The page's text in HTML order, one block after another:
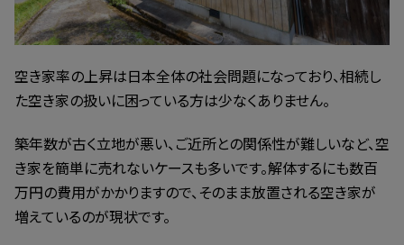
空き家率の上昇は日本全体の社会問題になっており、相続し
た空き家の扱いに困っている方は少なくありません。
築年数が古く立地が悪い、ご近所との関係性が難しいなど、空
き家を簡単に売れないケースも多いです。解体するにも数百
万円の費用がかかりますので、そのまま放置される空き家が
増えているのが現状です。